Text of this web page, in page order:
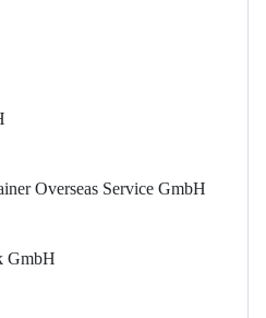
Overseas Service GmbH
GmbH